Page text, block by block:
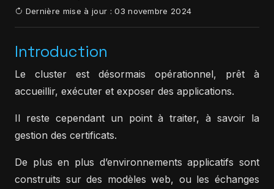
Dernière mise à jour :03 novembre 2024
Introduction
Le cluster est désormais opérationnel, prêt à
accueillir, exécuter et exposer des applications.
Il reste cependant un point à traiter, à savoir la
gestion des certificats.
De plus en plus d’environnements applicatifs sont
construits sur des modèles web, ou les échanges